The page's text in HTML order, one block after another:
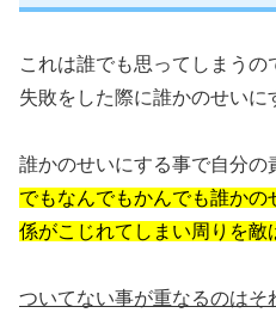
これは誰でも思ってしまう
失敗をした際に誰かのせいに
誰かのせいにする事で自分の
でもなんでもかんでも誰か
係がこじれてしまい周りを敵
ついてない事が重なるのは